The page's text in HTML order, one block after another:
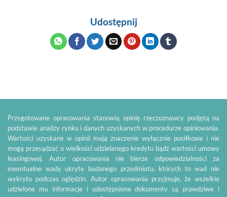
Udostępnij
Przygotowane opracowania stanowią opinię rzeczoznawcy podjętą na
podstawie analizy rynku i danych uzyskanych w procedurze opiniowania.
Wartości uzyskane w opinii mają znaczenie wyłącznie posiłkowe i nie
mogą przesądzać o wielkości udzielanego kredytu bądź wartości umowy
leasingowej. Autor opracowania nie bierze odpowiedzialności za
ewentualne wady ukryte badanego przedmiotu, których to wad nie
wykryto podczas oględzin. Autor opracowania przyjmuje, że wszelkie
udzielone mu informacje i udostępnione dokumenty są prawdziwe i